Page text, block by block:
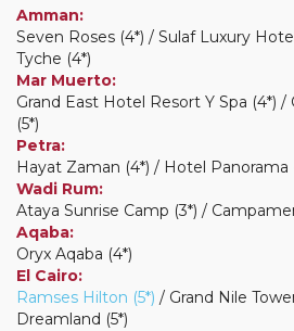
Amman:
Seven Roses (4*) / Sulaf Luxury
Tyche (4*)
Mar Muerto:
Grand East Hotel Resort Y Spa (4*) /
(5*)
Petra:
Hayat Zaman (4*) / Hotel Panorama
Wadi Rum:
Ataya Sunrise Camp (3*) /
Aqaba:
Oryx Aqaba (4*)
El Cairo:
Ramses Hilton (5*) / Grand Nile
Dreamland (5*)